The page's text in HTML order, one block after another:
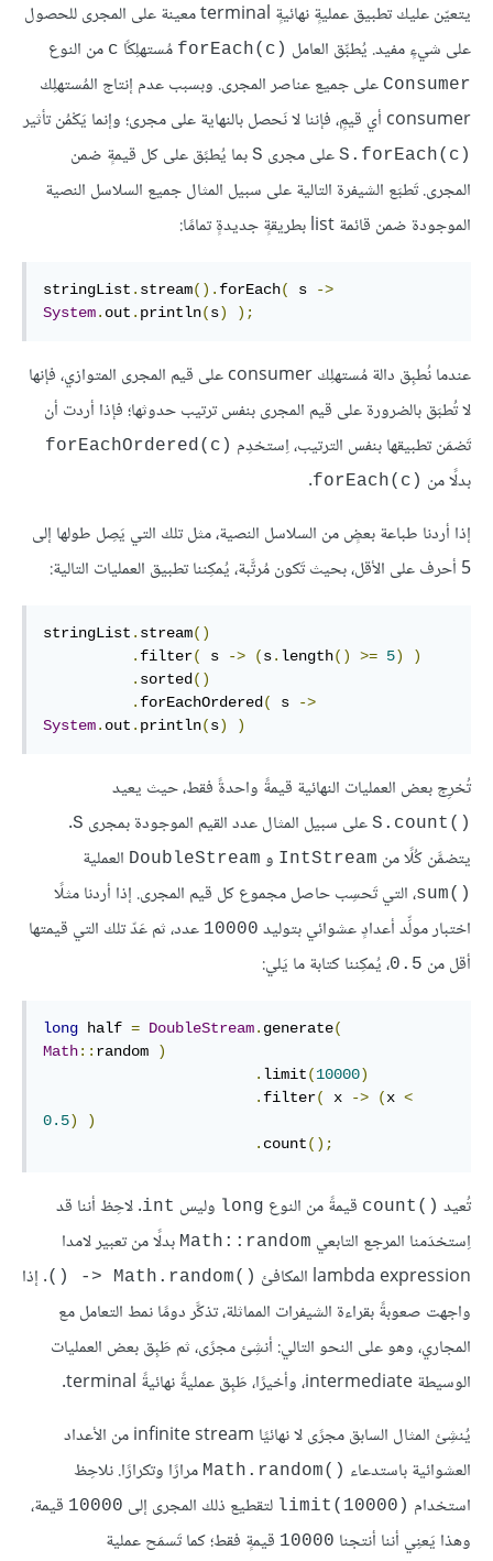
يتعيّن عليك تطبيق عمليةٍ نهائيةٍ terminal معينة على المجرى للحصول
على شيءٍ مفيد. يُطبِّق العامل forEach(c)‎ مُستهلِكًا c من النوع
Consumer على جميع عناصر المجرى. وبسبب عدم إنتاج المُستهلِك
consumer أي قيمٍ، فإننا لا نَحصل بالنهاية على مجرى؛ وإنما يَكْمُن تأثير
S.forEach(c)‎ على مجرى S بما يُطبََق على كل قيمةٍ ضمن
المجرى. تَطبَع الشيفرة التالية على سبيل المثال جميع السلاسل النصية
الموجودة ضمن قائمة list بطريقةٍ جديدةٍ تمامًا:
stringList . stream(). forEach( s
->
System. out . println(s) );
عندما نُطبِق دالة مُستهلِك consumer على قيم المجرى المتوازي، فإنها
لا تُطبَق بالضرورة على قيم المجرى بنفس ترتيب حدوثها؛ فإذا أردت أن
تَضمَن تطبيقها بنفس الترتيب، اِستخدِم forEachOrdered(c)‎
بدلًا من forEach(c)‎
.
إذا أردنا طباعة بعضٍ من السلاسل النصية، مثل تلك التي يَصِل طولها إلى
5 أحرف على الأقل، بحيث تَكون مُرتَّبة، يُمكِننا تطبيق العمليات التالية:
stringList . stream()
. filter( s -> (s. length() >= 5)
)
. sorted()
. forEachOrdered( s
->
System. out . println(s) )
تُخرِج بعض العمليات النهائية قيمةً واحدةً فقط، حيث يعيد
S.count()‎ على سبيل المثال عدد القيم الموجودة بمجرى S
.
يتضمَّن كُلًا من IntStream و DoubleStream العملية
sum()‎، التي تَحسِب حاصل مجموع كل قيم المجرى. إذا أردنا مثلًا
اختبار مولِّد أعدادٍ عشوائي بتوليد 10000 عدد، ثم عَدّ تلك التي قيمتها
أقل من 0.5، يُمكِننا كتابة ما يَلي:
long half = DoubleStream. generate(
Math:: random
)
. limit(10000)
. filter( x -> (x <
0.5)
)
. count();
تُعيد count()‎ قيمةً من النوع long وليس int. لاحِظ أننا قد
اِستخدَمنا المرجع التابعي Math::random بدلًا من تعبير لامدا
lambda expression المكافئ
‎() -> Math.random()‎. إذا
واجهت صعوبةً بقراءة الشيفرات المماثلة، تذكَّر دومًا نمط التعامل مع
المجاري، وهو على النحو التالي: أنشِئ مجرًى، ثم طَبِق بعض العمليات
الوسيطة intermediate، وأخيرًا، طَبِق عمليةً نهائيةً terminal.
يُنشِئ المثال السابق مجرًى لا نهائيًا infinite stream من الأعداد
العشوائية باستدعاء Math.random()‎ مرارًا وتكرارًا. نلاحِظ
استخدام limit(10000)‎ لتقطيع ذلك المجرى إلى 10000 قيمة،
وهذا يَعنِي أننا أنتجنا 10000 قيمةٍ فقط؛ كما تَسمَح عملية